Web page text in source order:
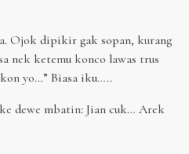
Ojok dipikir gak sopan, kurang
nek ketemu konco lawas trus
yo…” Biasa iku…..
dewe mbatin: Jian cuk… Arek